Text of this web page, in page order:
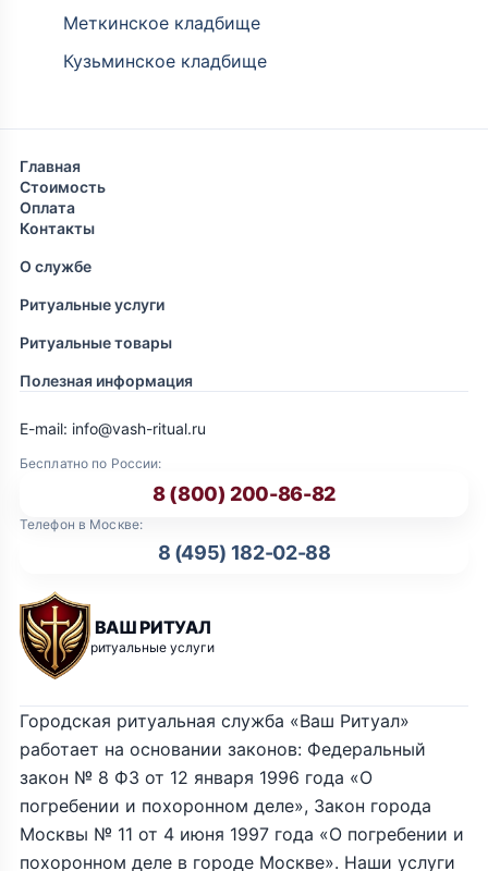
Меткинское кладбище
Кузьминское кладбище
Главная
Стоимость
Оплата
Контакты
О службе
Ритуальные услуги
Ритуальные товары
Полезная информация
ВАШ РИТУАЛ
ритуальные услуги
Бесплатно по России:
8 (800) 200-86-82
Телефон в Москве:
8 (495) 182-02-88
E-mail: info@vash-ritual.ru
Городская ритуальная служба «Ваш Ритуал»
работает на основании законов: Федеральный
закон № 8 ФЗ от 12 января 1996 года «О
погребении и похоронном деле», Закон города
Москвы № 11 от 4 июня 1997 года «О погребении и
похоронном деле в городе Москве». Наши услуги